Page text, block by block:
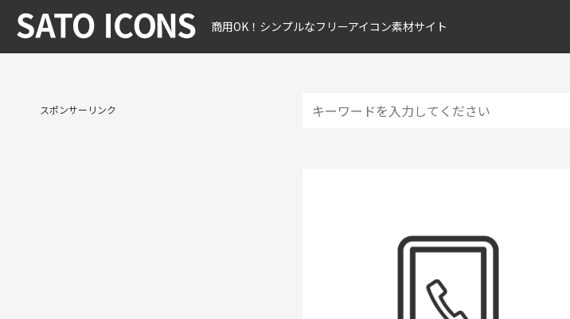
商用OK！シンプルなフリーアイコン素材サイト
スポンサーリンク